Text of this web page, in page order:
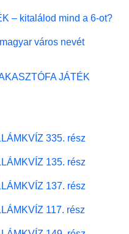
– kitalálod mind a 6-ot?
város nevét
JÁTÉK
335. rész
135. rész
137. rész
117. rész